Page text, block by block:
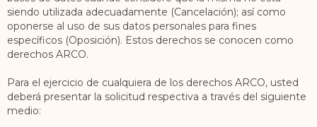
siendo utilizada adecuadamente (Cancelación); así como
oponerse al uso de sus datos personales para fines
específicos (Oposición). Estos derechos se conocen como
derechos ARCO.
Para el ejercicio de cualquiera de los derechos ARCO, usted
deberá presentar la solicitud respectiva a través del siguiente
medio: